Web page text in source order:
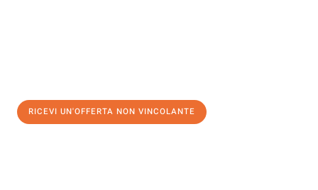
RICEVI UN'OFFERTA NON VINCOLANTE